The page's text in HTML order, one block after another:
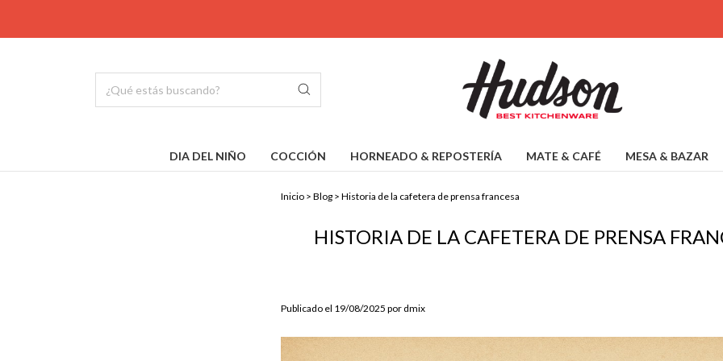
DIA DEL NIÑO COCCIÓN HORNEADO & REPOSTERÍA MATE & CAFÉ MESA & BAZAR
Inicio > Blog > Historia de la cafetera de prensa francesa
HISTORIA DE LA CAFETERA DE PRENSA
Publicado el 19/08/2025 por dmix